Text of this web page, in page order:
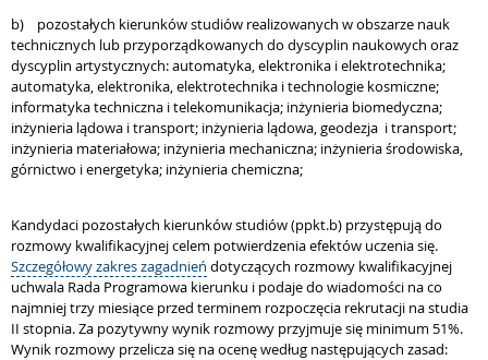
b) pozostałych kierunków studiów realizowanych w obszarze nauk
technicznych lub przyporządkowanych do dyscyplin naukowych oraz
dyscyplin artystycznych: automatyka, elektronika i elektrotechnika;
automatyka, elektronika, elektrotechnika i technologie kosmiczne;
informatyka techniczna i telekomunikacja; inżynieria biomedyczna;
inżynieria lądowa i transport; inżynieria lądowa, geodezja i transport;
inżynieria materiałowa; inżynieria mechaniczna; inżynieria środowiska,
górnictwo i energetyka; inżynieria chemiczna;
Kandydaci pozostałych kierunków studiów (ppkt.b) przystępują do
rozmowy kwalifikacyjnej celem potwierdzenia efektów uczenia się.
Szczegółowy zakres zagadnień dotyczących rozmowy kwalifikacyjnej
uchwala Rada Programowa kierunku i podaje do wiadomości na co
najmniej trzy miesiące przed terminem rozpoczęcia rekrutacji na studia
II stopnia. Za pozytywny wynik rozmowy przyjmuje się minimum 51%.
Wynik rozmowy przelicza się na ocenę według następujących zasad: